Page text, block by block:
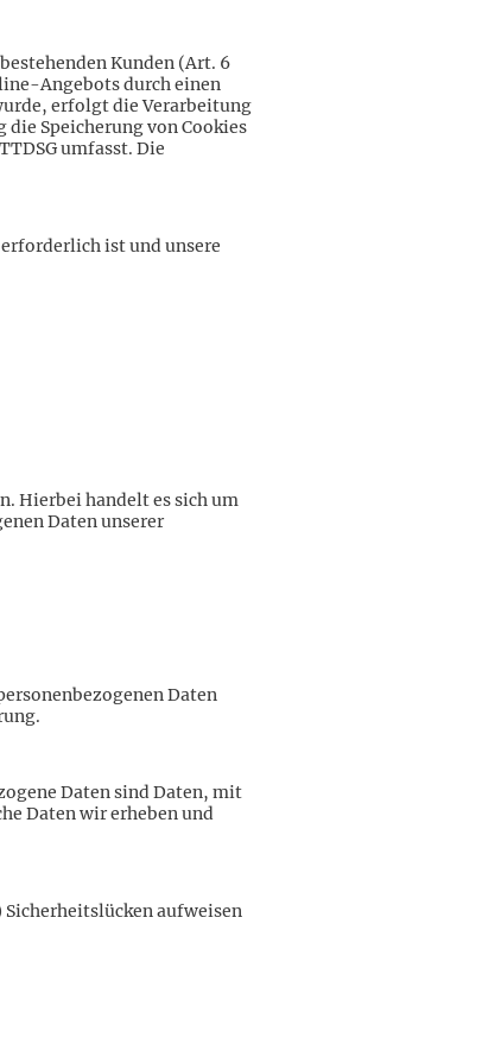
Kunden (Art. 6
Angebots durch einen
erfolgt die Verarbeitung
die Speicherung von Cookies
umfasst. Die
ist und unsere
Hierbei handelt es sich um
Daten unserer
Daten
Daten sind Daten, mit
Daten wir erheben und
aufweisen